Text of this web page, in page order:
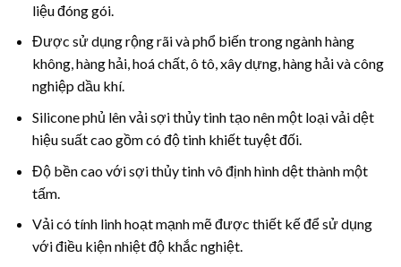
liệu đóng gói.
Được sử dụng rộng rãi và phổ biến trong ngành hàng
không, hàng hải, hoá chất, ô tô, xây dựng, hàng hải và công
nghiệp dầu khí.
Silicone phủ lên vải sợi thủy tinh tạo nên một loại vải dệt
hiệu suất cao gồm có độ tinh khiết tuyệt đối.
Độ bền cao với sợi thủy tinh vô định hình dệt thành một
tấm.
Vải có tính linh hoạt mạnh mẽ được thiết kế để sử dụng
với điều kiện nhiệt độ khắc nghiệt.